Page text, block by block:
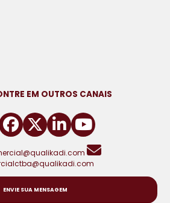
EM OUTROS CANAIS
ENVIE SUA MENSAGEM